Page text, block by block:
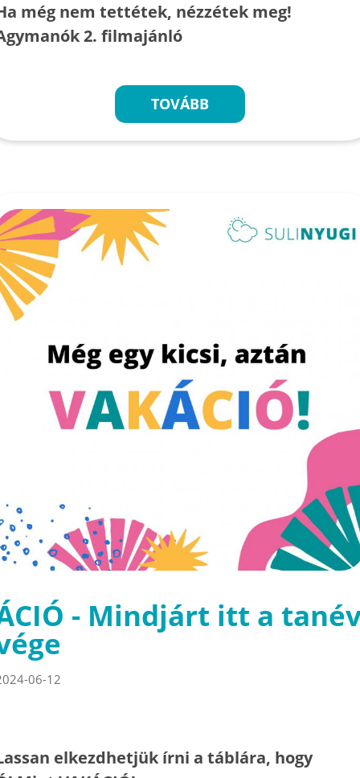
még nem tettétek, nézzétek meg!
2. filmajánló
TOVÁBB
- Mindjárt itt a
06-12
elkezdhetjük írni a táblára, hogy